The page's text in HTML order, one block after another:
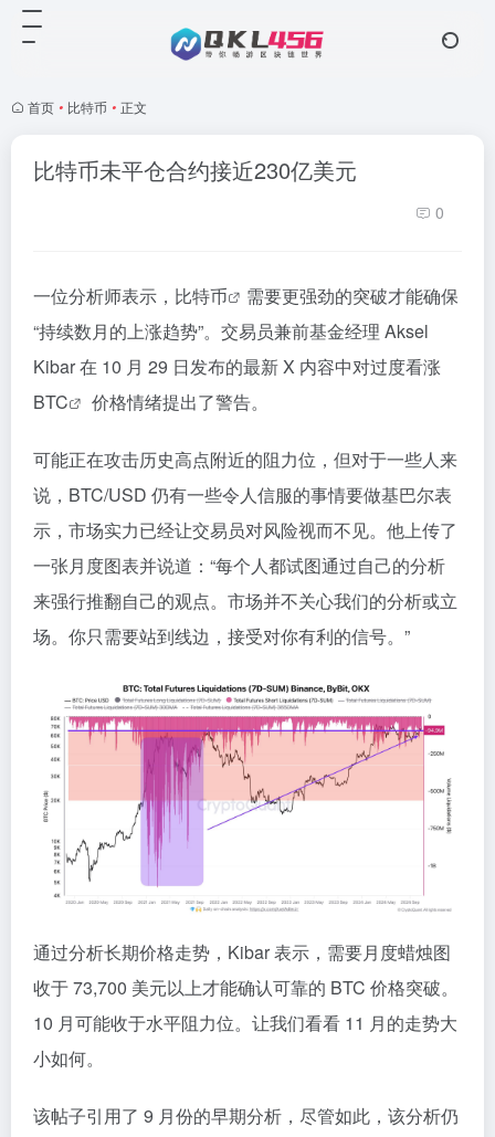
首页 • 比特币 • 正文
比特币未平仓合约接近230亿美元
0
一位分析师表示， 比特币
需要更强劲的突破才能确保
“持续数月的上涨趋势”。交易员兼前基金经理 Aksel
Kibar 在 10 月 29 日发布的最新 X 内容中对过度看涨
BTC
价格情绪提出了警告。
可能正在攻击历史高点附近的阻力位，但对于一些人来
说，BTC/USD 仍有一些令人信服的事情要做基巴尔表
示，市场实力已经让交易员对风险视而不见。他上传了
一张月度图表并说道：“每个人都试图通过自己的分析
来强行推翻自己的观点。市场并不关心我们的分析或立
场。你只需要站到线边，接受对你有利的信号。”
通过分析长期价格走势，Kibar 表示，需要月度蜡烛图
收于 73,700 美元以上才能确认可靠的 BTC 价格突破。
10 月可能收于水平阻力位。让我们看看 11 月的走势大
小如何。
该帖子引用了 9 月份的早期分析，尽管如此，该分析仍